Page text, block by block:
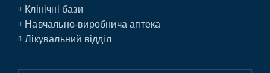
Клінічні бази
Навчально-виробнича аптека
Лікувальний відділ